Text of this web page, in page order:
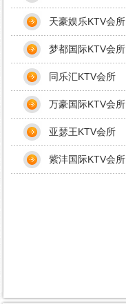
天豪娱乐KTV会所
梦都国际KTV会所
同乐汇KTV会所
万豪国际KTV会所
亚瑟王KTV会所
紫沣国际KTV会所